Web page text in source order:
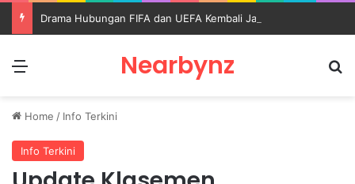
Nearbynz
Home / Info Terkini
Info Terkini